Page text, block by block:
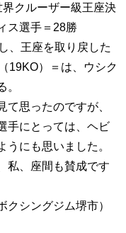
クルーザー級王座決
ス選手＝28勝
、王座を取り戻した
19KO）＝は、ウシク
。
て思ったのですが、
手にとっては、ヘビ
にも思いました。
私、座間も賛成です
クシングジム堺市）